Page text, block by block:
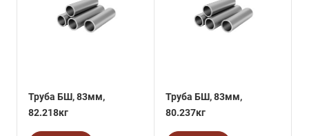
Труба БШ, 83мм,
82.218кг
Труба БШ, 83мм,
80.237кг